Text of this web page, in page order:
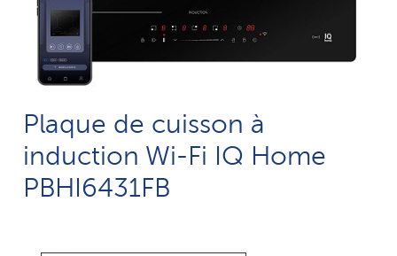
Plaque de cuisson à
induction Wi-Fi IQ Home
PBHI6431FB